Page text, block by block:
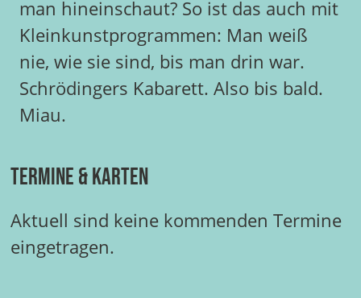
man hineinschaut? So ist das auch mit
Kleinkunstprogrammen: Man weiß
nie, wie sie sind, bis man drin war.
Schrödingers Kabarett. Also bis bald.
Miau.
Termine & Karten
Aktuell sind keine kommenden Termine
eingetragen.